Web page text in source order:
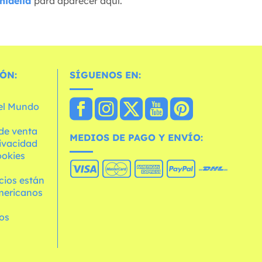
Mundo
venta
están
SÍGUENOS EN:
MEDIOS DE PAGO Y ENVÍO: